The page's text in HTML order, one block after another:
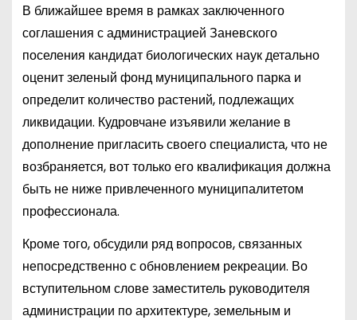
В ближайшее время в рамках заключенного
соглашения с администрацией Заневского
поселения кандидат биологических наук детально
оценит зеленый фонд муниципального парка и
определит количество растений, подлежащих
ликвидации. Кудровчане изъявили желание в
дополнение пригласить своего специалиста, что не
возбраняется, вот только его квалификация должна
быть не ниже привлеченного муниципалитетом
профессионала.
Кроме того, обсудили ряд вопросов, связанных
непосредственно с обновлением рекреации. Во
вступительном слове заместитель руководителя
администрации по архитектуре, земельным и